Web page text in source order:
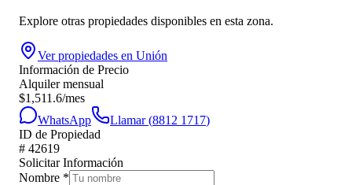
Explore otras propiedades disponibles en esta zona.
Ver propiedades en Unión
Información de Precio
Alquiler mensual
$1,511.6/mes
WhatsApp
Llamar (8812 1717)
ID de Propiedad
# 42619
Solicitar Información
Nombre *